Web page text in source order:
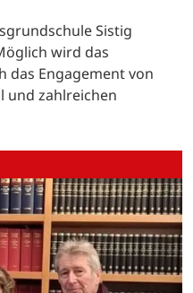
Sistig
wird das
das Engagement von
und zahlreichen